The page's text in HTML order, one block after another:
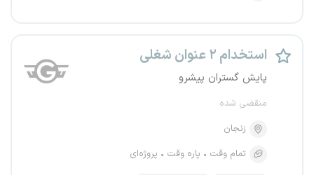
استخدام ۲ عنوان شغلی
پایش گستران پیشرو
منقضی شده
زنجان
تمام وقت
پاره وقت پروژه‌ای